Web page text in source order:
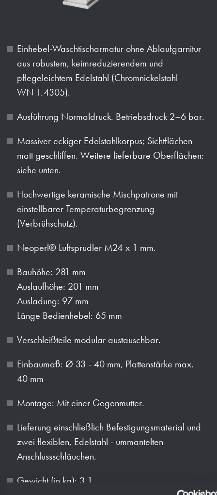
Einhebel-Waschtischarmatur ohne Ablaufgarnitur
aus robustem, keimreduzierendem und
pflegeleichtem Edelstahl (Chromnickelstahl
WN 1.4305).
Ausführung Normaldruck. Betriebsdruck 2–6 bar.
Massiver eckiger Edelstahlkorpus; Sichtflächen
matt geschliffen. Weitere lieferbare Oberflächen:
siehe unten.
Hochwertige keramische Mischpatrone mit
einstellbarer Temperaturbegrenzung
(Verbrühschutz).
Neoperl® Luftsprudler M24 x 1 mm.
Bauhöhe: 281 mm
Auslaufhöhe: 201 mm
Ausladung: 97 mm
Länge Bedienhebel: 65 mm
Verschleißteile modular austauschbar.
Einbaumaß: Ø 33 - 40 mm, Plattenstärke max.
40 mm
Montage: Mit einer Gegenmutter.
Lieferung einschließlich Befestigungsmaterial und
zwei flexiblen, Edelstahl - ummantelten
Anschlussschläuchen.
Gewicht (in kg): 3.1